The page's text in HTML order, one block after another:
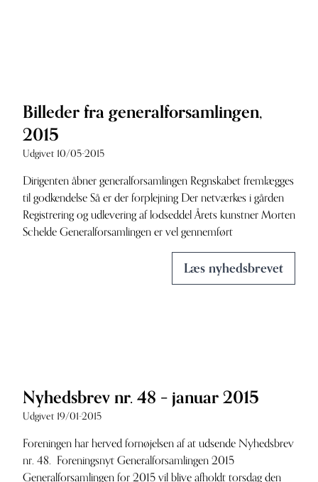
Billeder fra generalforsamlingen,
2015
Udgivet 10/05-2015
Dirigenten åbner generalforsamlingen Regnskabet fremlægges
til godkendelse Så er der forplejning Der netværkes i gården
Registrering og udlevering af lodseddel Årets kunstner Morten
Schelde Generalforsamlingen er vel gennemført
Læs nyhedsbrevet
Nyhedsbrev nr. 48 – januar 2015
Udgivet 19/01-2015
Foreningen har herved fornøjelsen af at udsende Nyhedsbrev
nr. 48. Foreningsnyt Generalforsamlingen 2015
Generalforsamlingen for 2015 vil blive afholdt torsdag den